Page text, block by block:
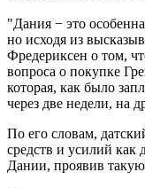
"Дания − это
но исходя из
Фредериксен о том,
вопроса о покупке
которая, как было
через две недели, на
По его словам,
средств и усилий
Дании, проявив